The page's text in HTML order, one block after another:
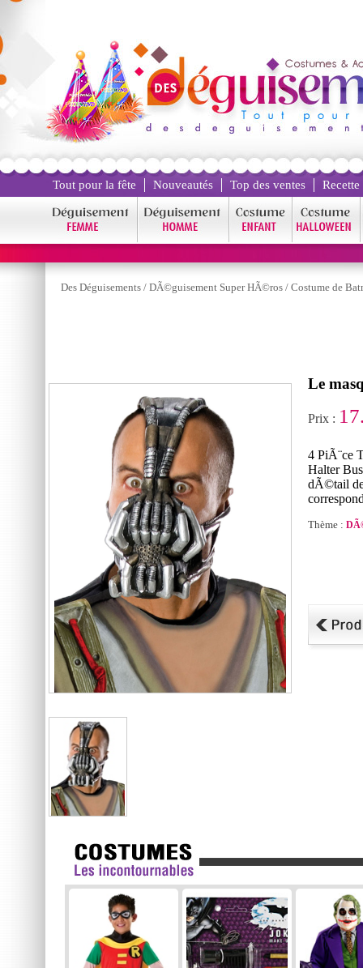
Tout pour la fête Nouveautés Top des ventes
Des Déguisements / DÃ©guisement Super HÃ©ros / Costume de
Le
Prix :
4 PiÃ¨ce
Halter
dÃ©tail
Thème :